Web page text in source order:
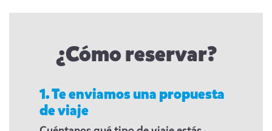
¿Cómo reservar?
1. Te enviamos una propuesta
de viaje